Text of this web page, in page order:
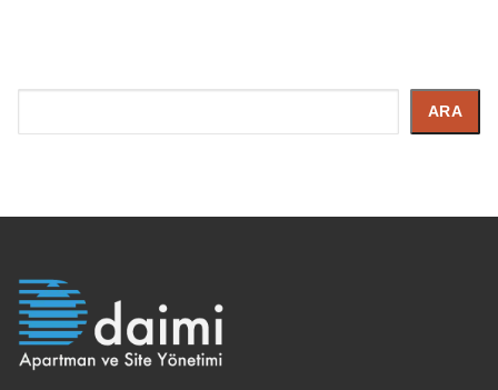
Arayın
ARA